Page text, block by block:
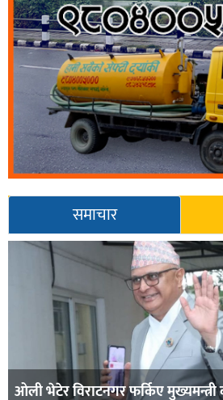
समाचार
ओली भेटेर विराटनगर फर्किए मुख्यमन्त्री